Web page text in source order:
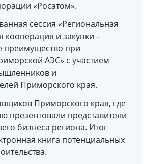
«Росатом».
сессия «Региональная
и закупки –
преимущество при
АЭС» с участием
и
Приморского края.
Приморского края, где
презентовали представители
бизнеса региона. Итог
книга потенциальных